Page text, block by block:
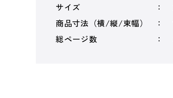
サイズ
商品寸法（横/縦/束幅）
総ページ数